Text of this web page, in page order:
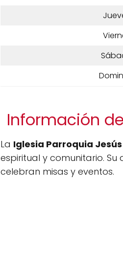
Información
La Iglesia Parroquia Jesús
espiritual y comunitario.
celebran misas y eventos.